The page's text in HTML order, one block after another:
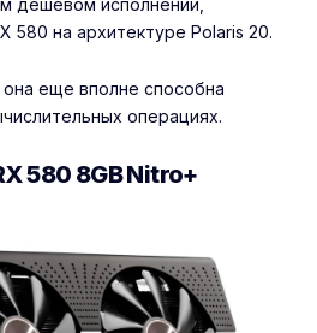
дешевом исполнении,
580 на архитектуре Polaris 20.
еще вполне способна
операциях.
580 8GB Nitro+